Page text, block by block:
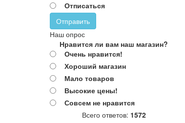
Отписаться
Отправить
Наш опрос
Нравится ли вам наш магазин?
Очень нравится!
Хороший магазин
Мало товаров
Высокие цены!
Совсем не нравится
Всего ответов: 1572